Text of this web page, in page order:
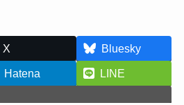
X
Bluesky
Hatena
LINE